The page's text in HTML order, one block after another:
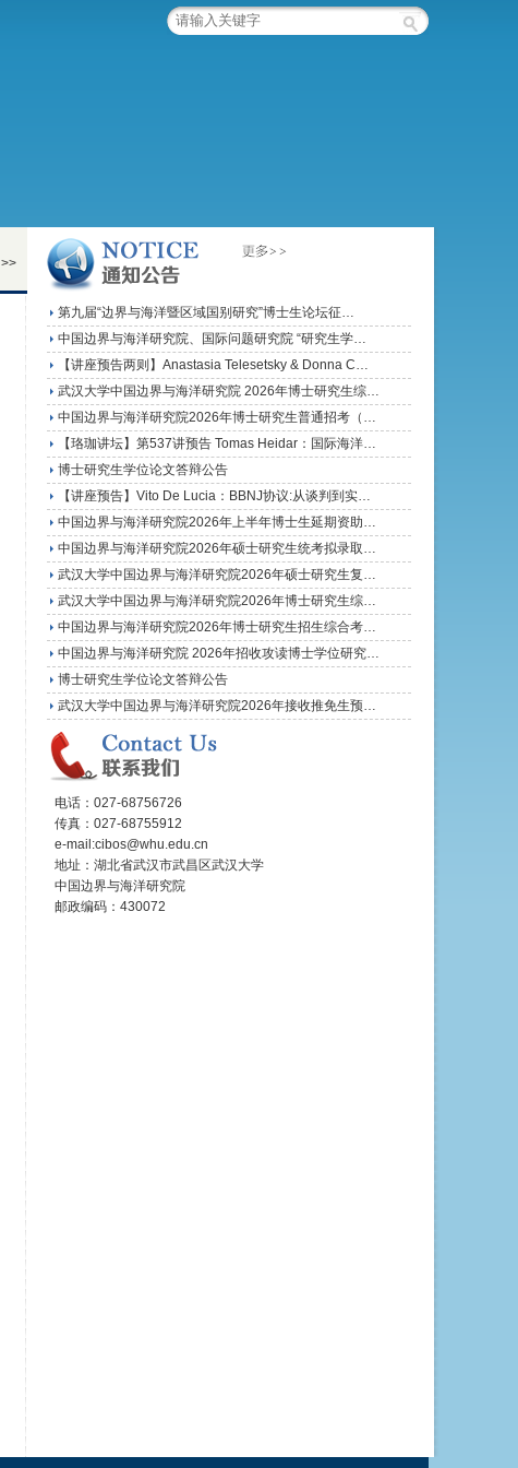
>>
第九届“边界与海洋暨区域国别研究”博士生论坛征…
中国边界与海洋研究院、国际问题研究院 “研究生学…
【讲座预告两则】Anastasia Telesetsky & Donna C…
武汉大学中国边界与海洋研究院 2026年博士研究生综…
中国边界与海洋研究院2026年博士研究生普通招考（…
【珞珈讲坛】第537讲预告 Tomas Heidar：国际海洋…
博士研究生学位论文答辩公告
【讲座预告】Vito De Lucia：BBNJ协议:从谈判到实…
中国边界与海洋研究院2026年上半年博士生延期资助…
中国边界与海洋研究院2026年硕士研究生统考拟录取…
武汉大学中国边界与海洋研究院2026年硕士研究生复…
武汉大学中国边界与海洋研究院2026年博士研究生综…
中国边界与海洋研究院2026年博士研究生招生综合考…
中国边界与海洋研究院 2026年招收攻读博士学位研究…
博士研究生学位论文答辩公告
武汉大学中国边界与海洋研究院2026年接收推免生预…
电话：027-68756726
传真：027-68755912
e-mail:cibos@whu.edu.cn
地址：湖北省武汉市武昌区武汉大学
中国边界与海洋研究院
邮政编码：430072